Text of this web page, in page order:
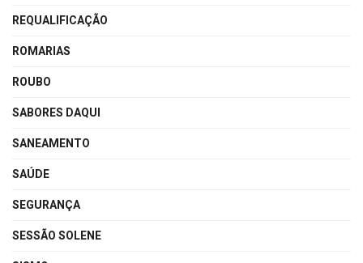
REQUALIFICAÇÃO
ROMARIAS
ROUBO
SABORES DAQUI
SANEAMENTO
SAÚDE
SEGURANÇA
SESSÃO SOLENE